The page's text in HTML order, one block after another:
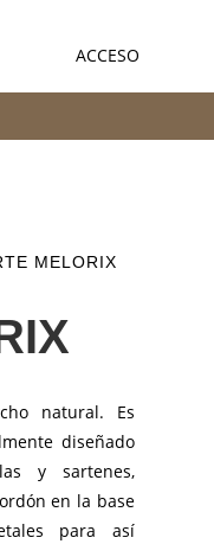
ACCESO
MELORIX
natural. Es
diseñado
y sartenes,
en la base
para así